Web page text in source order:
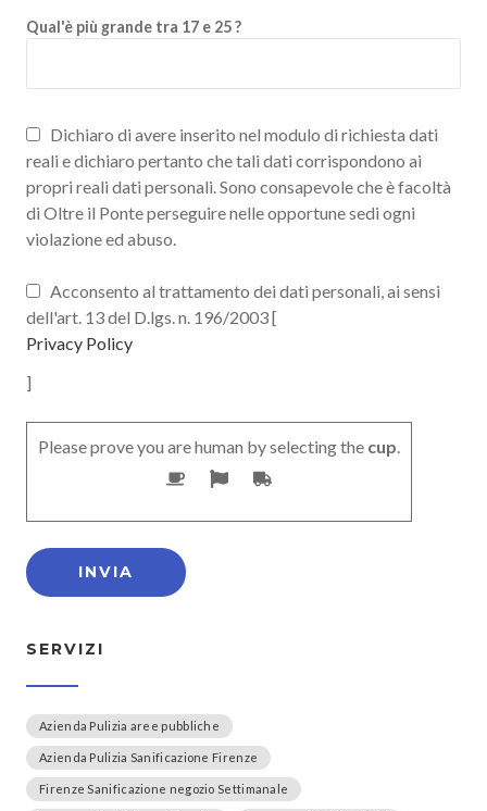
Qual'è più grande tra 17 e 25 ?
Dichiaro di avere inserito nel modulo di richiesta dati
reali e dichiaro pertanto che tali dati corrispondono ai
propri reali dati personali. Sono consapevole che è facoltà
di Oltre il Ponte perseguire nelle opportune sedi ogni
violazione ed abuso.
Acconsento al trattamento dei dati personali, ai sensi
dell'art. 13 del D.lgs. n. 196/2003 [
Privacy Policy
]
Please prove you are human by selecting the cup.
SERVIZI
Azienda Pulizia aree pubbliche
Azienda Pulizia Sanificazione Firenze
Firenze Sanificazione negozio Settimanale